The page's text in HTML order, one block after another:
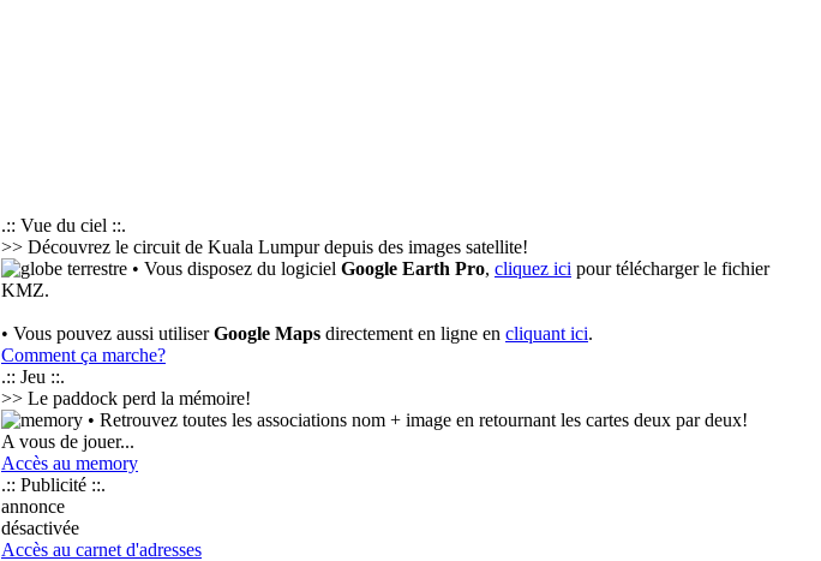
.:: Vue du ciel ::.
>> Découvrez le circuit de Kuala Lumpur depuis des images satellite!
• Vous disposez du logiciel Google Earth Pro, cliquez ici pour télécharger le fichier
KMZ.
• Vous pouvez aussi utiliserGoogle Maps directement en ligne en cliquant ici.
Comment ça marche?
.:: Jeu ::.
>> Le paddock perd la mémoire!
• Retrouvez toutes les associations nom + image en retournant les cartes deux par deux!
A vous de jouer...
Accès au memory
.:: Publicité ::.
annonce
désactivée
Accès au carnet d'adresses